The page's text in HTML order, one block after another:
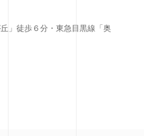
」徒歩６分・東急目黒線「奥